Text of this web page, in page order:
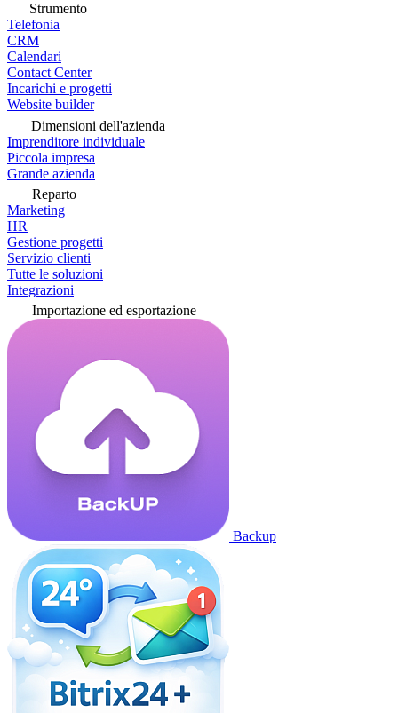
Strumento
Telefonia
CRM
Calendari
Contact Center
Incarichi e progetti
Website builder
Dimensioni dell'azienda
Imprenditore individuale
Piccola impresa
Grande azienda
Reparto
Marketing
HR
Gestione progetti
Servizio clienti
Tutte le soluzioni
Integrazioni
Importazione ed esportazione
Backup